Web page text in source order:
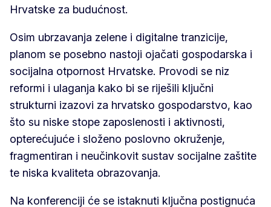
Hrvatske za budućnost.
Osim ubrzavanja zelene i digitalne tranzicije,
planom se posebno nastoji ojačati gospodarska i
socijalna otpornost Hrvatske. Provodi se niz
reformi i ulaganja kako bi se riješili ključni
strukturni izazovi za hrvatsko gospodarstvo, kao
što su niske stope zaposlenosti i aktivnosti,
opterećujuće i složeno poslovno okruženje,
fragmentiran i neučinkovit sustav socijalne zaštite
te niska kvaliteta obrazovanja.
Na konferenciji će se istaknuti ključna postignuća